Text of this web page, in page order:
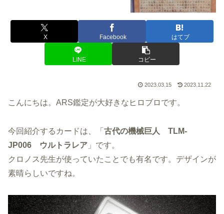
X Facebook はてブ
LINE コピー
2023.03.15 2023.11.22
こんにちは。ARS鑑定が大好きなヒロブロです。
今回紹介するカードは、「 古代の機械巨人 TLM-
JP006 ウルトラレア 」です。
クロノス先生が使っていたことでも有名です。デザインが
素晴らしいですね。